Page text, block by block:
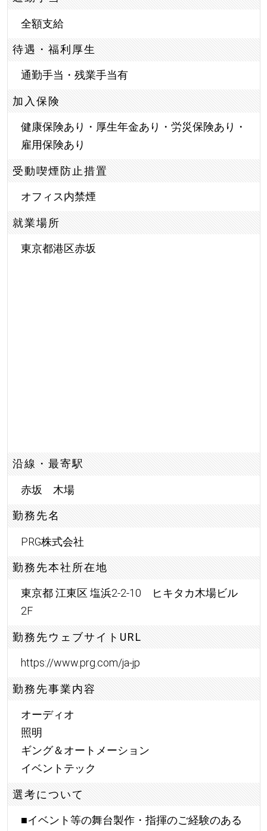
全額支給
待遇・福利厚生
通勤手当・残業手当有
加入保険
健康保険あり・厚生年金あり・労災保険あり・
雇用保険あり
受動喫煙防止措置
オフィス内禁煙
就業場所
東京都港区赤坂
沿線・最寄駅
赤坂 木場
勤務先名
PRG株式会社
勤務先本社所在地
東京都 江東区 塩浜2-2-10 ヒキタカ木場ビル
2F
勤務先ウェブサイトURL
https://www.prg.com/ja-jp
勤務先事業内容
オーディオ
照明
ギング＆オートメーション
イベントテック
選考について
■イベント等の舞台製作・指揮のご経験のある